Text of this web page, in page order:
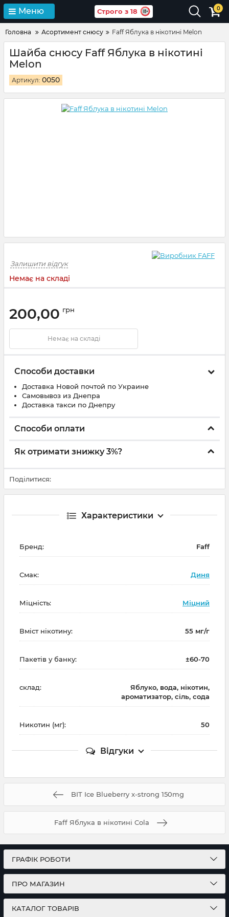
Меню Строго з 18 0
Головна Асортимент снюсу Faff Яблука в нікотині Melon
Шайба снюсу Faff Яблука в нікотині
Melon
Артикул: 0050
Залишити відгук
Немає на складі
200,00 грн
Немає на складі
Способи доставки
Доставка Новой почтой по Украине
Самовывоз из Днепра
Доставка такси по Днепру
Способи оплати
Як отримати знижку 3%?
Поділитися:
Характеристики
Бренд: Faff
Смак: Диня
Міцність: Міцний
Вміст нікотину: 55 мг/г
Пакетів у банку: ±60-70
склад:
Яблуко, вода, нікотин,
ароматизатор, сіль, сода
Никотин (мг): 50
Відгуки
BIT Ice Blueberry x-strong 150mg
Faff Яблука в нікотині Cola
ГРАФІК РОБОТИ
ПРО МАГАЗИН
КАТАЛОГ ТОВАРІВ